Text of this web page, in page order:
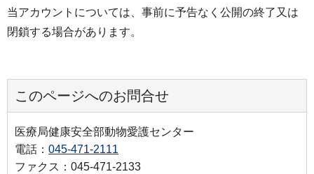
当アカウントについては、事前に予告なく公開の終了又は
閉鎖する場合があります。
このページへのお問合せ
医療局健康安全部動物愛護センター
電話： 045-471-2111
ファクス：045-471-2133